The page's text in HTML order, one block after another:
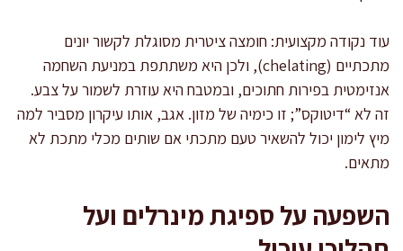
עוד נקודה מקצועית: חומצה ציטרית מסוגלת לקשור יונים
מתכתיים (chelating), ולכן היא משתתפת במניעת השחמה
אנזימטית בפירות חתוכים, ובמטבח היא עוזרת לשמור על צבע.
זה לא “דיטוקס”; זו כימיה של מזון. אגב, אותו עיקרון מסביר למה
מיץ לימון יכול להשאיר טעם מתכתי אם שותים מכלי מתכת לא
מתאים.
השפעה על ספיגת מינרלים ועל